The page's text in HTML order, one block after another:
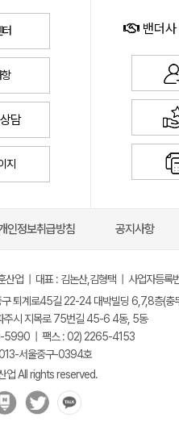
담
지
밴더사
인정보취급방침 공지사항
산업 | 대표 : 김논산,김형택 | 사업자등
구 퇴계로45길 22-24 대박빌딩 6,7,8층(충
주시 지목로 75번길 45-6 4동, 5동
5990 | 팩스 : 02) 2265-4153
서울중구-0394호
All rights reserved.